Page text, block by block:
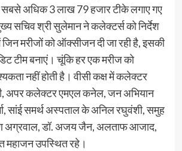
अधिक 3 लाख 79 हजार टीके लगाए गए
सचिव श्री सुलेमान ने कलेक्टर्स को निर्देश
जिन मरीजों को ऑक्सीजन दी जा रही है, इसकी
टीम बनाएं। चूंकि हर एक मरीज को
नहीं होती है। वीसी कक्ष में कलेक्टर
अपर कलेक्टर एमएल कनेल, जन अभियान
सांई समर्थ अस्पताल के अनिल रघुवंशी, समुह
अग्रवाल, डॉ. अजय जैन, अलताफ आजाद,
महाजन उपस्थित रहे।